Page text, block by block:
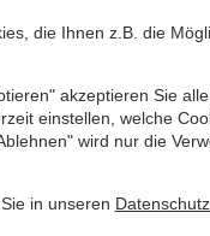
mit